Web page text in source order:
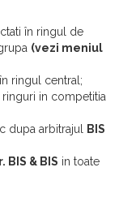
în ringul de
(vezi meniul
ringul central;
in competitia
dupa arbitrajul BIS
BIS & BIS in toate